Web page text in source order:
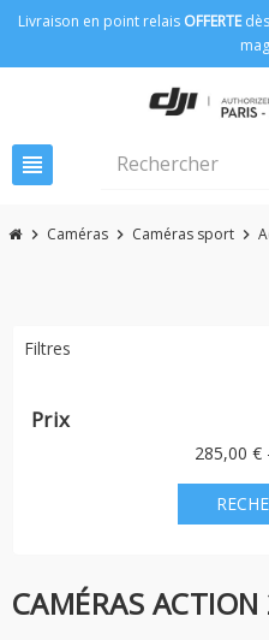
Livraison en point relais OFFERTE
view_headline
chevron_right Caméras chevron_right Caméras sport chevron_right
Filtres
Prix
285,00 €
CAMÉRAS ACTION